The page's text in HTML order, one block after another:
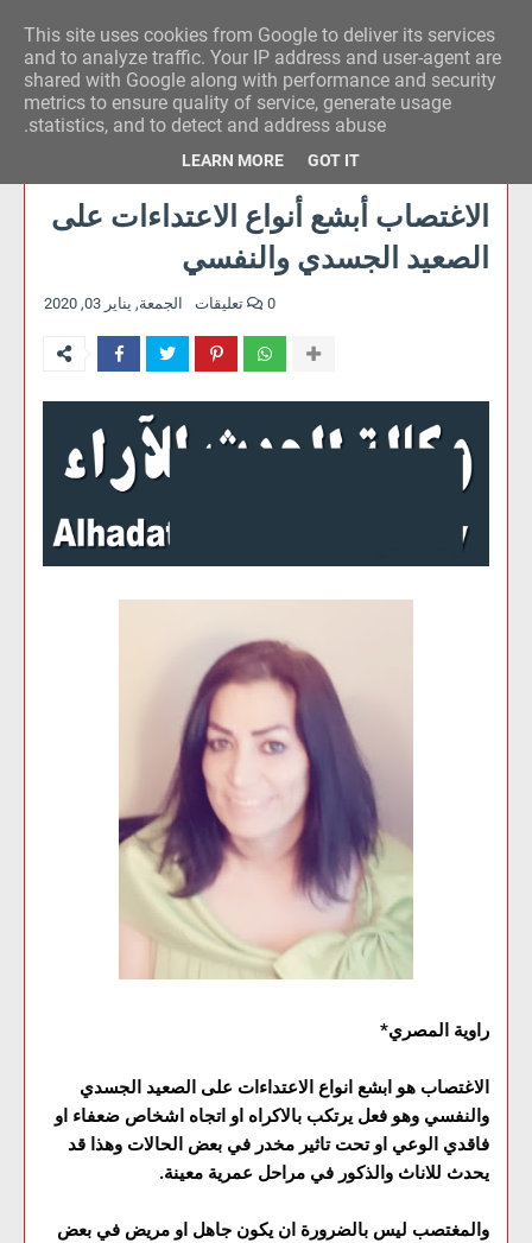
وكالة الحدث للآراء
الاغتصاب أبشع أنواع الاعتداءات على
الصعيد الجسدي والنفسي
الجمعة, يناير 03, 2020 0 تعليقات
راوية المصري*
الاغتصاب هو ابشع انواع الاعتداءات على الصعيد الجسدي
والنفسي وهو فعل يرتكب بالاكراه او اتجاه اشخاص ضعفاء او
فاقدي الوعي او تحت تاثير مخدر في بعض الحالات وهذا قد
يحدث للاناث والذكور في مراحل عمرية معينة.
والمغتصب ليس بالضرورة ان يكون جاهل او مريض في بعض
This site uses cookies from Google to deliver its services
and to analyze traffic. Your IP address and user-agent are
shared with Google along with performance and security
metrics to ensure quality of service, generate usage
statistics, and to detect and address abuse.
LEARN MORE GOT IT